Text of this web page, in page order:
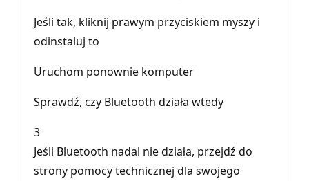
Jeśli tak, kliknij prawym przyciskiem myszy i
odinstaluj to
Uruchom ponownie komputer
Sprawdź, czy Bluetooth działa wtedy
3
Jeśli Bluetooth nadal nie działa, przejdź do
strony pomocy technicznej dla swojego